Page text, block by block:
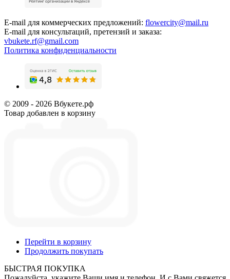
E-mail для коммерческих предложений: flowercity@mail.ru
E-mail для консультаций, претензий и заказа:
vbukete.rf@gmail.com
Политика конфиденциальности
© 2009 - 2026 Вбукете.рф
Товар добавлен в корзину
Перейти в корзину
Продолжить покупать
БЫСТРАЯ ПОКУПКА